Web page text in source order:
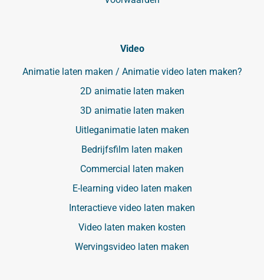
Video
Animatie laten maken / Animatie video laten maken?
2D animatie laten maken
3D animatie laten maken
Uitleganimatie laten maken
Bedrijfsfilm laten maken
Commercial laten maken
E-learning video laten maken
Interactieve video laten maken
Video laten maken kosten
Wervingsvideo laten maken